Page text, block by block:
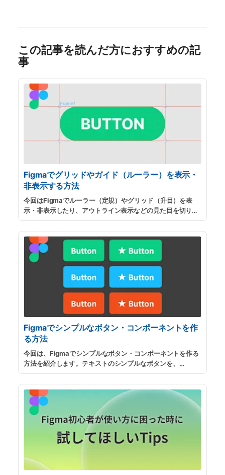
この記事を読んだ方におすすめの記
事
Figmaでグリッドやガイド（ルーラー）を表示・
非表示する方法
今回はFigmaでルーラー（定規）やグリッド（升目）を表
示・非表示したり、アウトライン表示などの見た目を切り替
える方法を紹介します。ガイドを作成したい場合や、誤って
ショートカットキーを押してしまって元に戻したい時などの
参考になればと思います。...続きを読む
Figmaでシンプルなボタン・コンポーネントを作
る方法
今回は、Figmaでシンプルなボタン・コンポーネントを作る
方法を紹介します。テキストのシンプルなボタンを、
「Component」と「Variants」と「Auto layout」を使っ
て丁寧に作成します。また、自由に使えるサンプルファイル
も用意していますので、ご活用ください。
続きを読む